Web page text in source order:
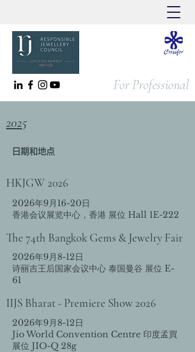
For Professional
2025
日期和地点
HKJGW 2026
2026年9月16-20日
香港会议展览中心，香港 展位 Hall 1E-222
The 74th Bangkok Gems & Jewelry Fair
2026年9月8-12日
诗丽吉王后国家会议中心 泰国曼谷 展位 E-
61
IIJS Bharat - Premiere Show 2026
2026年9月8-12日
Jio World Convention Centre 印度孟買
展位 JIO-Q 28g